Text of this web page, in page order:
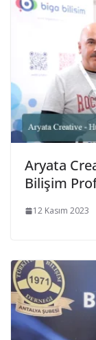
Aryata
Bilişim
12 Kasım 2023